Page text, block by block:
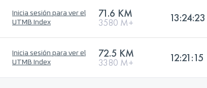
Inicia sesión para ver el
UTMB Index
71.6 KM
3580 M+ 13:24:23
Inicia sesión para ver el
UTMB Index
72.5 KM
3380 M+ 12:21:15